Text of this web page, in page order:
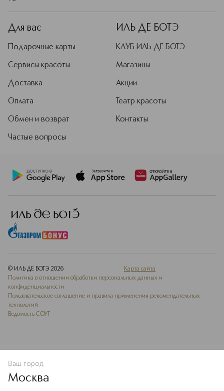
В КОРЗИНУ
Для вас
Подарочные карты
Сервисы красоты
Доставка
Оплата
Обмен и возврат
Частые вопросы
ИЛЬ ДЕ БОТЭ
КЛУБ ИЛЬ ДЕ БОТЭ
Магазины
Акции
Театр красоты
Контакты
© ИЛЬ ДЕ БОТЭ 2026
Карта сайта
Политика в отношении обработки персональных данных и
конфиденциальности
Пользовательское соглашение и правила применения рекомендательных
технологий
Ведомость СОУТ
Ваш город
Москва